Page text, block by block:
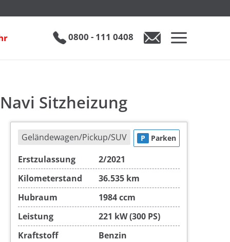
0800 - 111 0408
Sitzheizung
Geländewagen/Pickup/SUV P Parken
Erstzulassung
2/2021
Kilometerstand
36.535 km
Hubraum
1984 ccm
Leistung
221 kW (300 PS)
Kraftstoff
Benzin